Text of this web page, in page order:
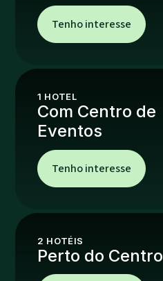
Tenho interesse
1 HOTEL
Com Centro de
Eventos
Tenho interesse
2 HOTÉIS
Perto do Centro